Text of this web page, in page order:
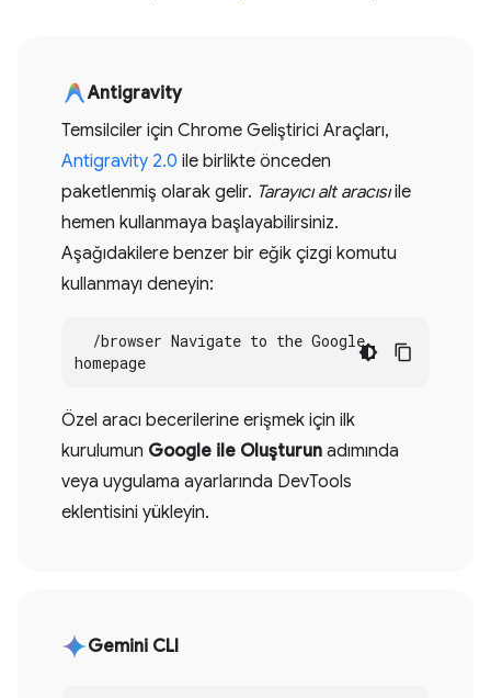
Antigravity
Temsilciler için Chrome Geliştirici Araçları,
Antigravity 2.0 ile birlikte önceden
paketlenmiş olarak gelir. Tarayıcı alt aracısıile
hemen kullanmaya başlayabilirsiniz.
Aşağıdakilere benzer bir eğik çizgi komutu
kullanmayı deneyin:
homepage
Özel aracı becerilerine erişmek için ilk
kurulumun Google ile Oluşturun adımında
veya uygulama ayarlarında DevTools
eklentisini yükleyin.
Gemini CLI